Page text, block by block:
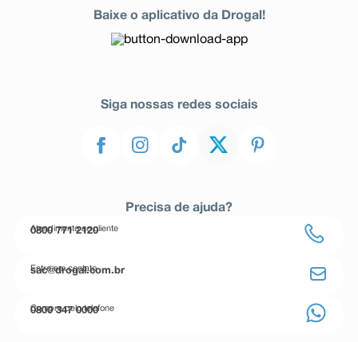
Baixe o aplicativo da Drogal!
Siga nossas redes sociais
Precisa de ajuda?
Atendimento ao cliente
0800 771 2120
Entre em contato
sac@drogal.com.br
Compre pelo telefone
0800 347 0000